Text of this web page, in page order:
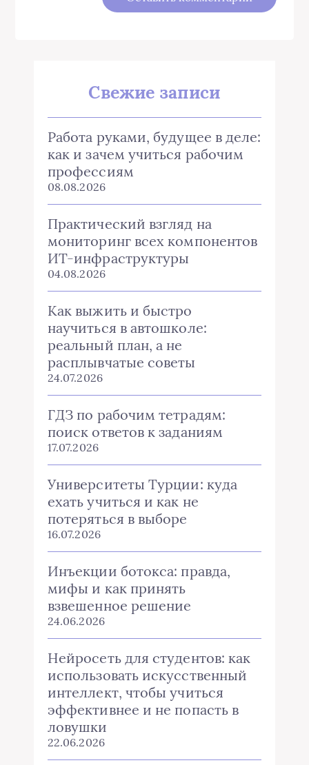
Свежие записи
Работа руками, будущее в деле:
как и зачем учиться рабочим
профессиям
08.08.2026
Практический взгляд на
мониторинг всех компонентов
ИТ-инфраструктуры
04.08.2026
Как выжить и быстро
научиться в автошколе:
реальный план, а не
расплывчатые советы
24.07.2026
ГДЗ по рабочим тетрадям:
поиск ответов к заданиям
17.07.2026
Университеты Турции: куда
ехать учиться и как не
потеряться в выборе
16.07.2026
Инъекции ботокса: правда,
мифы и как принять
взвешенное решение
24.06.2026
Нейросеть для студентов: как
использовать искусственный
интеллект, чтобы учиться
эффективнее и не попасть в
ловушки
22.06.2026